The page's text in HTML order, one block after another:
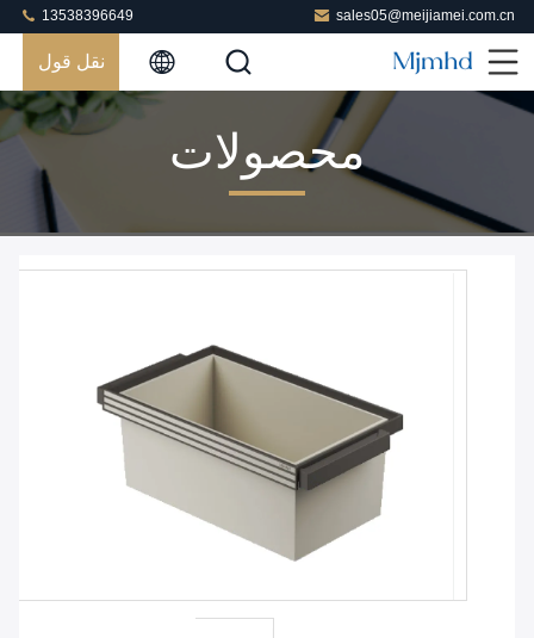
sales05@meijiamei.com.cn
13538396649
نقل قول
محصولات